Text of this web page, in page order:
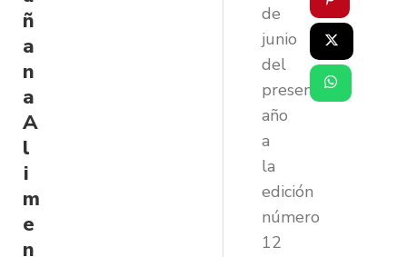
ñ
a
n
a
A
l
i
m
e
n
de
junio
del
presente
año
a
la
edición
número
12